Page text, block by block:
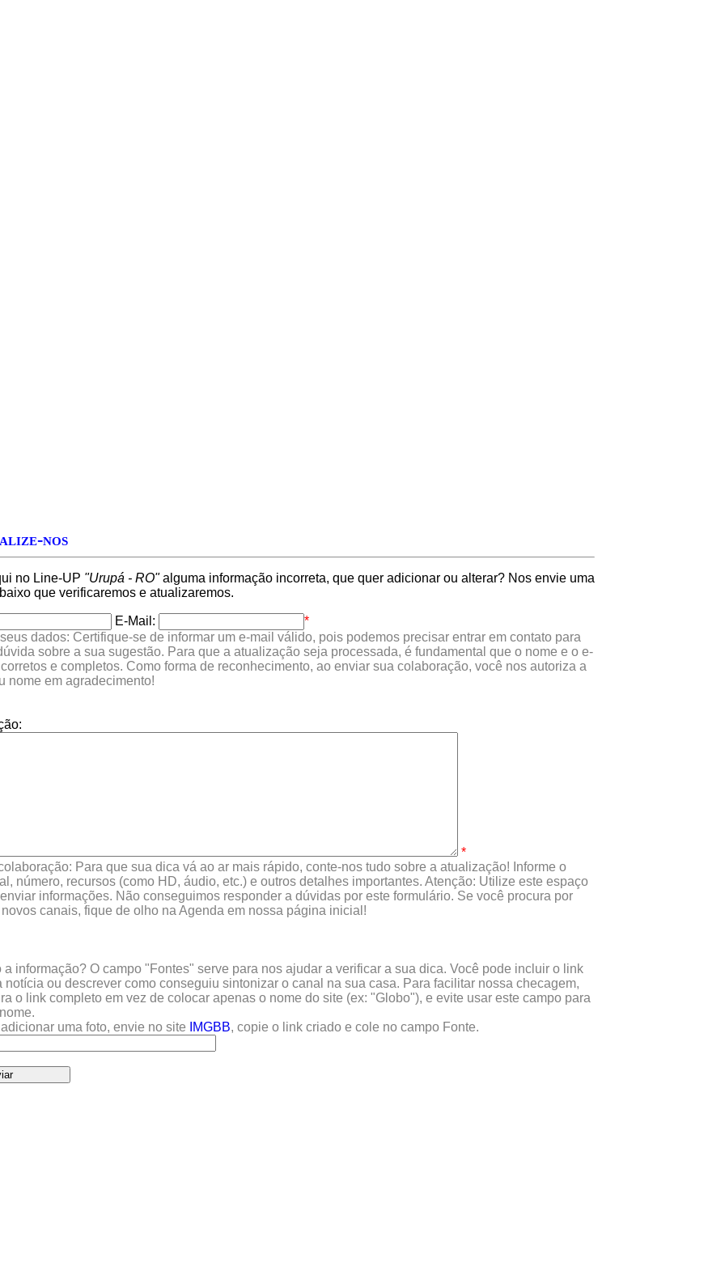
nos
no Line-UP "Urupá - RO"alguma informação incorreta, que quer adicionar ou alterar? Nos envie uma
que verificaremos e atualizaremos.
E-Mail:
*
dados: Certifique-se de informar um e-mail válido, pois podemos precisar entrar em contato para
sobre a sua sugestão. Para que a atualização seja processada, é fundamental que o nome e o e-
e completos. Como forma de reconhecimento, ao enviar sua colaboração, você nos autoriza a
nome em agradecimento!
*
Para que sua dica vá ao ar mais rápido, conte-nos tudo sobre a atualização! Informe o
número, recursos (como HD, áudio, etc.) e outros detalhes importantes. Atenção: Utilize este espaço
informações. Não conseguimos responder a dúvidas por este formulário. Se você procura por
canais, fique de olho na Agenda em nossa página inicial!
a informação? O campo "Fontes" serve para nos ajudar a verificar a sua dica. Você pode incluir o link
notícia ou descrever como conseguiu sintonizar o canal na sua casa. Para facilitar nossa checagem,
o link completo em vez de colocar apenas o nome do site (ex: "Globo"), e evite usar este campo para
uma foto, envie no site
IMGBB, copie o link criado e cole no campo Fonte.